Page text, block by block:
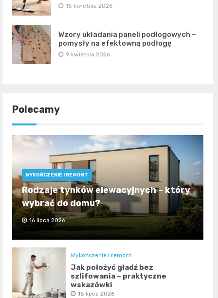
15 kwietnia 2026
Wzory układania paneli podłogowych –
pomysły na efektowną podłogę
9 kwietnia 2026
Polecamy
WYKOŃCZENIE I REMONT
Rodzaje tynków elewacyjnych – który
wybrać do domu?
16 lipca 2026
Wykończenie i remont
Jak położyć gładź bez
szlifowania – praktyczne
wskazówki
15 lipca 2026